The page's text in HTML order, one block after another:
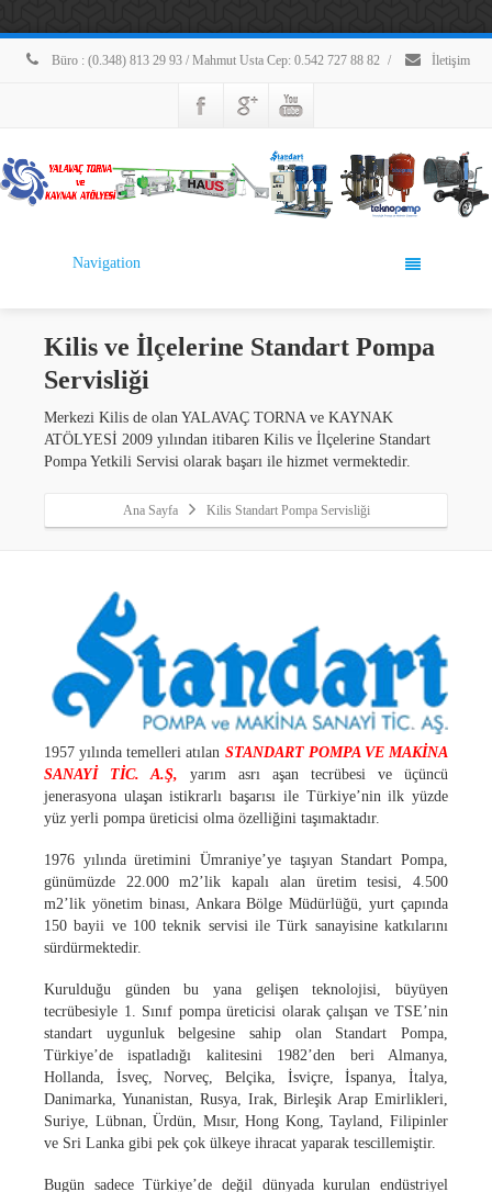
Büro : (0.348) 813 29 93 / Mahmut Usta Cep: 0.542 727 88 82 / İletişim
Navigation
Kilis ve İlçelerine Standart Pompa
Servisliği
Merkezi Kilis de olan YALAVAÇ TORNA ve KAYNAK
ATÖLYESİ 2009 yılından itibaren Kilis ve İlçelerine Standart
Pompa Yetkili Servisi olarak başarı ile hizmet vermektedir.
Ana Sayfa Kilis Standart Pompa Servisliği
1957 yılında temelleri atılan STANDART POMPA VE MAKİNA
SANAYİ TİC. A.Ş, yarım asrı aşan tecrübesi ve üçüncü
jenerasyona ulaşan istikrarlı başarısı ile Türkiye’nin ilk yüzde
yüz yerli pompa üreticisi olma özelliğini taşımaktadır.
1976 yılında üretimini Ümraniye’ye taşıyan Standart Pompa,
günümüzde 22.000 m2’lik kapalı alan üretim tesisi, 4.500
m2’lik yönetim binası, Ankara Bölge Müdürlüğü, yurt çapında
150 bayii ve 100 teknik servisi ile Türk sanayisine katkılarını
sürdürmektedir.
Kurulduğu günden bu yana gelişen teknolojisi, büyüyen
tecrübesiyle 1. Sınıf pompa üreticisi olarak çalışan ve TSE’nin
standart uygunluk belgesine sahip olan Standart Pompa,
Türkiye’de ispatladığı kalitesini 1982’den beri Almanya,
Hollanda, İsveç, Norveç, Belçika, İsviçre, İspanya, İtalya,
Danimarka, Yunanistan, Rusya, Irak, Birleşik Arap Emirlikleri,
Suriye, Lübnan, Ürdün, Mısır, Hong Kong, Tayland, Filipinler
ve Sri Lanka gibi pek çok ülkeye ihracat yaparak tescillemiştir.
Bugün sadece Türkiye’de değil dünyada kurulan endüstriyel